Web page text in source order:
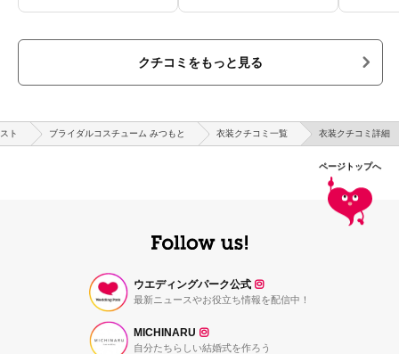
クチコミをもっと見る
ト ブライダルコスチューム みつもと 衣装クチコミ一覧 衣装クチコミ詳細
ページトップへ
ウエディングパーク公式
最新ニュースやお役立ち情報を配信中！
MICHINARU
自分たちらしい結婚式を作ろう